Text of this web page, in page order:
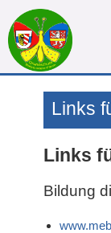
Links
Links
Bildung